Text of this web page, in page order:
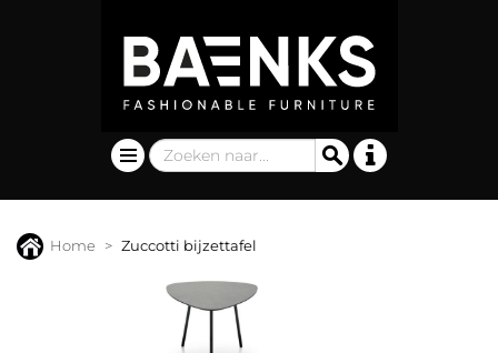
Home Zuccotti bijzettafel